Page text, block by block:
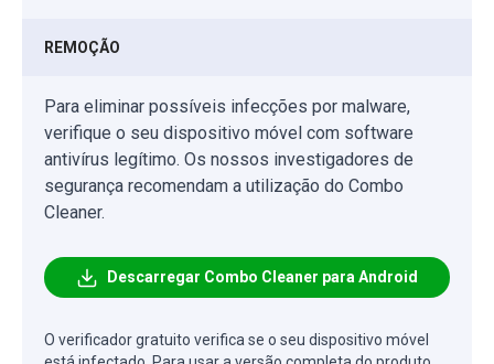
REMOÇÃO
Para eliminar possíveis infecções por malware,
verifique o seu dispositivo móvel com software
antivírus legítimo. Os nossos investigadores de
segurança recomendam a utilização do Combo
Cleaner.
Descarregar Combo Cleaner para Android
O verificador gratuito verifica se o seu dispositivo móvel